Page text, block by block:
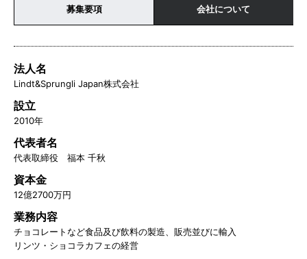
募集要項 会社について
法人名
Lindt&Sprungli Japan株式会社
設立
2010年
代表者名
代表取締役 福本 千秋
資本金
12億2700万円
業務内容
チョコレートなど食品及び飲料の製造、販売並びに輸入
リンツ・ショコラカフェの経営